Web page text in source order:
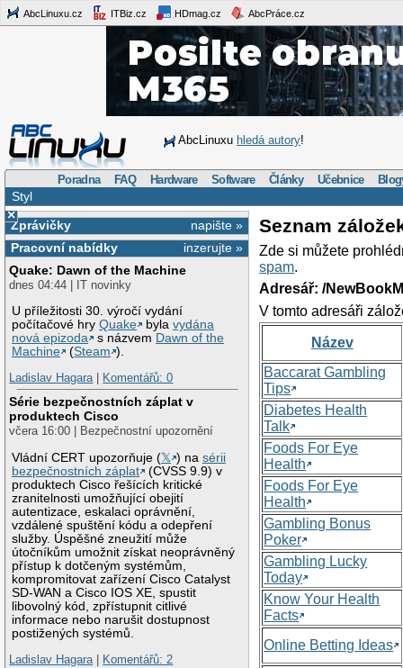
AbcLinuxu.cz ITBiz.cz HDmag.cz AbcPráce.cz
AbcLinuxu hledá autory!
Poradna FAQ Hardware Software Články Učebnice
Styl
×
napište »
Zprávičky
inzerujte »
Pracovní nabídky
Quake: Dawn of the Machine
dnes 04:44 | IT novinky
U příležitosti 30. výročí vydání
počítačové hryQuake bylavydána
nová epizoda
s názvem Dawn of the
Machine
(Steam ).
Ladislav Hagara| Komentářů: 0
Série bezpečnostních záplat v
produktech Cisco
včera 16:00 | Bezpečnostní upozornění
Vládní CERT upozorňuje (𝕏 ) nasérii
bezpečnostních záplat
(CVSS 9.9) v
produktech Cisco řešících kritické
zranitelnosti umožňující obejití
autentizace, eskalaci oprávnění,
vzdálené spuštění kódu a odepření
služby. Úspěšné zneužití může
útočníkům umožnit získat neoprávněný
přístup k dotčeným systémům,
kompromitovat zařízení Cisco Catalyst
SD-WAN a Cisco IOS XE, spustit
libovolný kód, zpřístupnit citlivé
informace nebo narušit dostupnost
postižených systémů.
Ladislav Hagara| Komentářů: 2
Seznam
Zde si můžete
spam.
Adresář: /
V tomto adresáři
Název
Baccarat Gambling
Tips
Diabetes Health
Talk
Foods For Eye
Health
Foods For Eye
Health
Gambling Bonus
Poker
Gambling Lucky
Today
Know Your Health
Facts
Online Betting Ideas